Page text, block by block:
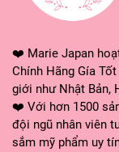
❤️ Marie Japan
Chính Hãng Gía
giới như Nhật Bản,
❤️ Với hơn 1500
đội ngũ nhân viên
sắm mỹ phẩm uy